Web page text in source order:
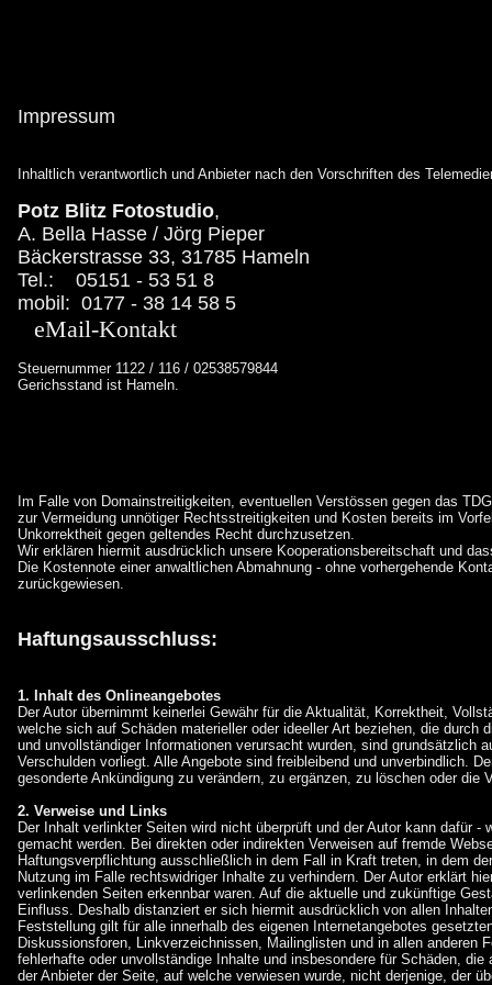
Impressum
Inhaltlich verantwortlich und Anbieter nach den Vorschriften des
Potz Blitz Fotostudio,
A. Bella Hasse / Jörg Pieper
Bäckerstrasse 33, 31785 Hameln
Tel.: 05151 - 53 51 8
mobil: 0177 - 38 14 58 5
eMail-Kontakt
Steuernummer 1122 / 116 / 02538579844
Gerichsstand ist Hameln.
Im Falle von Domainstreitigkeiten, eventuellen Verstössen gegen das
zur Vermeidung unnötiger Rechtsstreitigkeiten und Kosten bereits im
Unkorrektheit gegen geltendes Recht durchzusetzen.
Wir erklären hiermit ausdrücklich unsere Kooperationsbereitschaft und
Die Kostennote einer anwaltlichen Abmahnung - ohne vorhergehende
zurückgewiesen.
Haftungsausschluss:
1. Inhalt des Onlineangebotes
Der Autor übernimmt keinerlei Gewähr für die Aktualität, Korrektheit,
welche sich auf Schäden materieller oder ideeller Art beziehen, die durch
und unvollständiger Informationen verursacht wurden, sind
Verschulden vorliegt. Alle Angebote sind freibleibend und unverbindlich.
gesonderte Ankündigung zu verändern, zu ergänzen, zu löschen oder die
2. Verweise und Links
Der Inhalt verlinkter Seiten wird nicht überprüft und der Autor kann dafür
gemacht werden. Bei direkten oder indirekten Verweisen auf fremde
Haftungsverpflichtung ausschließlich in dem Fall in Kraft treten, in dem
Nutzung im Falle rechtswidriger Inhalte zu verhindern. Der Autor erklärt
verlinkenden Seiten erkennbar waren. Auf die aktuelle und zukünftige
Einfluss. Deshalb distanziert er sich hiermit ausdrücklich von allen
Feststellung gilt für alle innerhalb des eigenen Internetangebotes
Diskussionsforen, Linkverzeichnissen, Mailinglisten und in allen anderen
fehlerhafte oder unvollständige Inhalte und insbesondere für Schäden,
der Anbieter der Seite, auf welche verwiesen wurde, nicht derjenige, der